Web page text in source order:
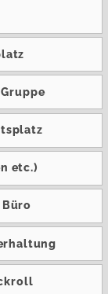
etc.)